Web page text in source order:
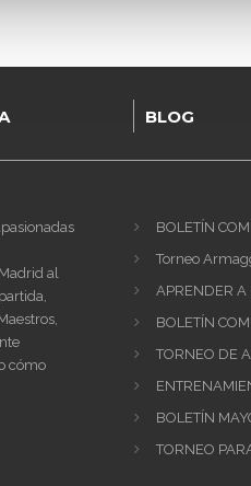
al
cómo
BLOG
BOLETÍN
Torneo
APRENDER A
BOLETÍN
TORNEO DE
BOLETÍN
TORNEO